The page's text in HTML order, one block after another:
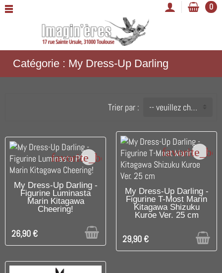
0
Catégorie : My Dress-Up Darling
Trier par : -- veuillez choisir --
RUPTURE DE STOCK
favorite_border
My Dress-Up Darling -
Figurine Luminasta
Marin Kitagawa
Cheering!
26,90 €
RUPTURE DE STOCK
My Dress-Up Darling -
Figurine T-Most Marin
Kitagawa Shizuku
Kuroe Ver. 25 cm
29,90 €